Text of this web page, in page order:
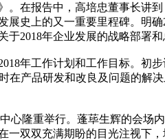
在报告中，高培忠董事长讲
史上的又一重要里程碑。明
2018年企业发展的战略部署和
年工作计划和工作目标。初
产品研发和改良及问题的解
心隆重举行。蓬荜生辉的会
双双充满期盼的目光注视下